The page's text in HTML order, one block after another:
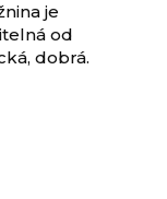
je
od
dobrá.